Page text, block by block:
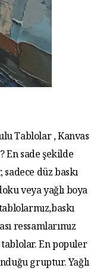
Tablolar , Kanvas
En sade şekilde
düz baskı
veya yağlı boya
ressamlarımız
tablolar. En populer
gruptur. Yağlı